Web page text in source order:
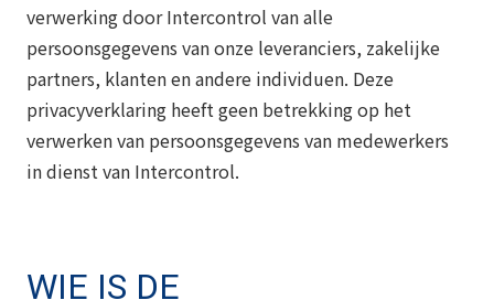
verwerking door Intercontrol van alle
persoonsgegevens van onze leveranciers, zakelijke
partners, klanten en andere individuen. Deze
privacyverklaring heeft geen betrekking op het
verwerken van persoonsgegevens van medewerkers
in dienst van Intercontrol.
WIE IS DE